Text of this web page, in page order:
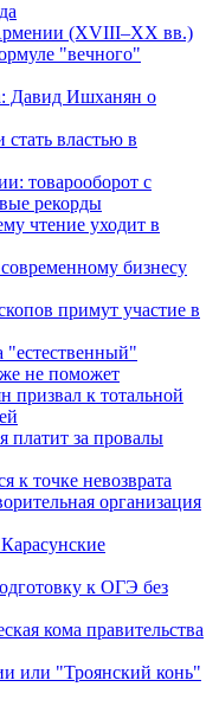
(XVIII–XX вв.)
"вечного"
Давид Ишханян о
властью в
товарооборот с
рекорды
чтение уходит в
бизнесу
примут участие в
"естественный"
не поможет
к тотальной
платит за провалы
точке невозврата
организация
к ОГЭ без
кома правительства
или "Троянский конь"